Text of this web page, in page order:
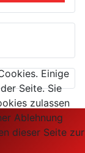
Einige
Seite. Sie
zulassen
Ablehnung
dieser Seite zur